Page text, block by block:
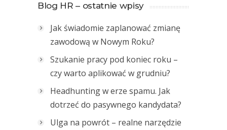
Blog HR – ostatnie wpisy
Jak świadomie zaplanować zmianę
zawodową w Nowym Roku?
Szukanie pracy pod koniec roku –
czy warto aplikować w grudniu?
Headhunting w erze spamu. Jak
dotrzeć do pasywnego kandydata?
Ulga na powrót – realne narzędzie